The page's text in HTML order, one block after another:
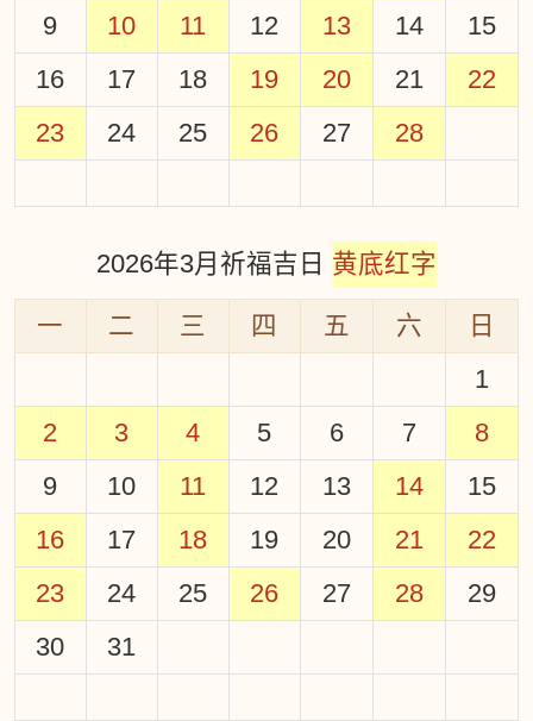
9
10 11 12 13 14
15
16
17 18 19 20 21
22
23
24 25 26 27 28
2026年3月祈福吉日 黄底红字
一 二 三 四 五 六
日
1
2
3 4 5 6 7
8
9
10 11 12 13 14
15
16
17 18 19 20 21
22
23
24 25 26 27 28
29
30
31